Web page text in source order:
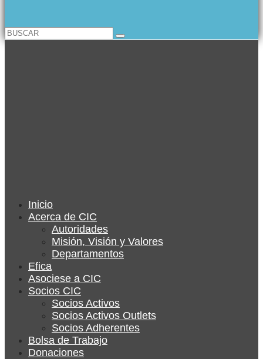
Inicio
Acerca de CIC
Autoridades
Misión, Visión y Valores
Departamentos
Efica
Asociese a CIC
Socios CIC
Socios Activos
Socios Activos Outlets
Socios Adherentes
Bolsa de Trabajo
Donaciones